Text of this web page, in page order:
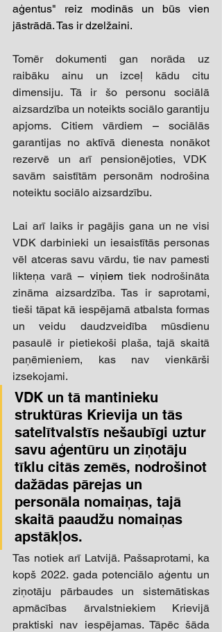
aģentus" reiz modinās un būs vien
jāstrādā. Tas ir dzelžaini.
Tomēr dokumenti gan norāda uz
raibāku ainu un izceļ kādu citu
dimensiju. Tā ir šo personu sociālā
aizsardzība un noteikts sociālo garantiju
apjoms. Citiem vārdiem – sociālās
garantijas no aktīvā dienesta nonākot
rezervē un arī pensionējoties, VDK
savām saistītām personām nodrošina
noteiktu sociālo aizsardzību.
Lai arī laiks ir pagājis gana un ne visi
VDK darbinieki un iesaistītās personas
vēl atceras savu vārdu, tie nav pamesti
likteņa varā – viņiem tiek nodrošināta
zināma aizsardzība. Tas ir saprotami,
tieši tāpat kā iespējamā atbalsta formas
un veidu daudzveidība mūsdienu
pasaulē ir pietiekoši plaša, tajā skaitā
paņēmieniem, kas nav vienkārši
izsekojami.
VDK un tā mantinieku
struktūras Krievija un tās
satelītvalstīs nešaubīgi uztur
savu aģentūru un ziņotāju
tīklu citās zemēs, nodrošinot
dažādas pārejas un
personāla nomaiņas, tajā
skaitā paaudžu nomaiņas
apstākļos.
Tas notiek arī Latvijā. Pašsaprotami, ka
kopš 2022. gada potenciālo aģentu un
ziņotāju pārbaudes un sistemātiskas
apmācības ārvalstniekiem Krievijā
praktiski nav iespējamas. Tāpēc šāda